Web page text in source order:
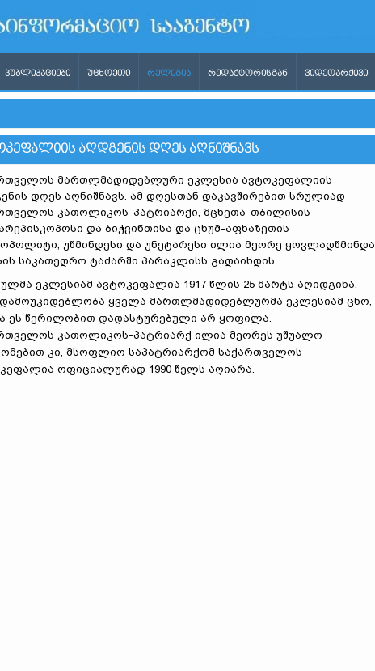
ᲞᲣᲑᲚᲘᲙᲐᲪᲘᲔᲑᲘ ᲣᲪᲮᲝᲔᲗᲘ ᲠᲔᲚᲘᲒᲘᲐ ᲠᲔᲓᲐᲥᲢᲝᲠᲘᲡᲒᲐᲜ ᲕᲘᲓᲔᲝᲐᲠᲥᲘᲕᲘ
ᲐᲦᲓᲒᲔᲜᲘᲡ ᲓᲦᲔᲡ ᲐᲦᲜᲘᲨᲜᲐᲕᲡ
მართლმადიდებლური ეკლესია ავტოკეფალიის
დღეს აღნიშნავს. ამ დღესთან დაკავშირებით სრულიად
კათოლიკოს-პატრიარქი, მცხეთა-თბილისის
და ბიჭვინთისა და ცხუმ-აფხაზეთის
უწმინდესი და უნეტარესი ილია მეორე ყოვლადწმინდა
საკათედრო ტაძარში პარაკლისს გადაიხდის.
ეკლესიამ ავტოკეფალია 1917 წლის 25 მარტს აღიდგინა.
დამოუკიდებლობა ყველა მართლმადიდებლურმა ეკლესიამ ცნო,
ეს წერილობით დადასტურებული არ ყოფილა.
კათოლიკოს-პატრიარქ ილია მეორეს უშუალო
კი, მსოფლიო საპატრიარქომ საქართველოს
ოფიციალურად 1990 წელს აღიარა.